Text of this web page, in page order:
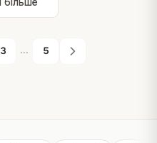
3 ... 5